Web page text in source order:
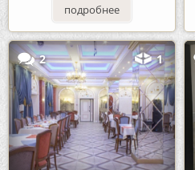
подробнее
2 1